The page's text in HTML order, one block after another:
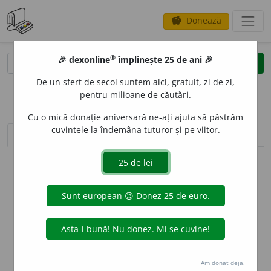
savings Donează
clear
opțiuni
sinteza definițiilor (1) definiții (4) declinări
info
Aceste definiții sunt compilate de
echipa dexonline. Definițiile
originale se află pe filadefiniții.
preferințe
🎉 dexonline® împlinește 25 de ani 🎉
De un sfert de secol suntem aici, gratuit, zi de zi,
pentru milioane de căutări.
Cu o mică donație aniversară ne-ați ajuta să păstrăm
cuvintele la îndemâna tuturor și pe viitor.
Am donat deja.